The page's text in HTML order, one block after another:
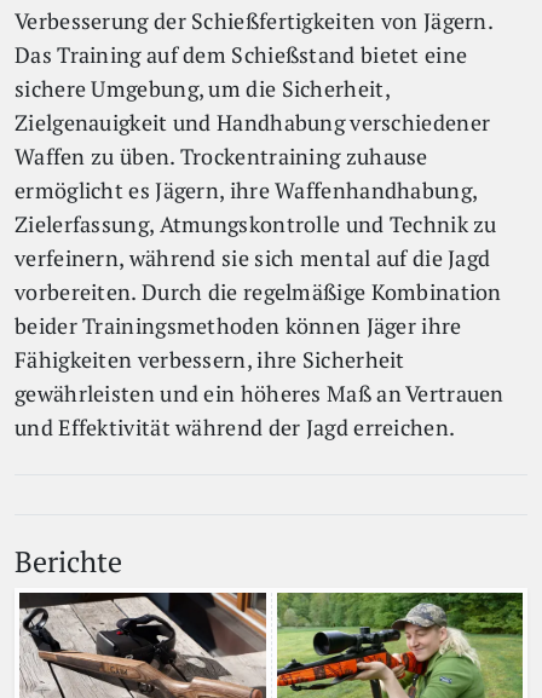
Verbesserung der Schießfertigkeiten von Jägern.
Das Training auf dem Schießstand bietet eine
sichere Umgebung, um die Sicherheit,
Zielgenauigkeit und Handhabung verschiedener
Waffen zu üben. Trockentraining zuhause
ermöglicht es Jägern, ihre Waffenhandhabung,
Zielerfassung, Atmungskontrolle und Technik zu
verfeinern, während sie sich mental auf die Jagd
vorbereiten. Durch die regelmäßige Kombination
beider Trainingsmethoden können Jäger ihre
Fähigkeiten verbessern, ihre Sicherheit
gewährleisten und ein höheres Maß an Vertrauen
und Effektivität während der Jagd erreichen.
Berichte